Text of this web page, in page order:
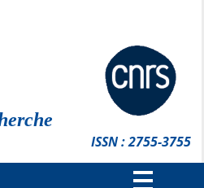
ISSN : 2755-3755